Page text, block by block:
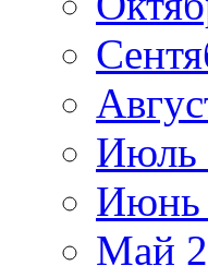
Июль
Июнь
Май